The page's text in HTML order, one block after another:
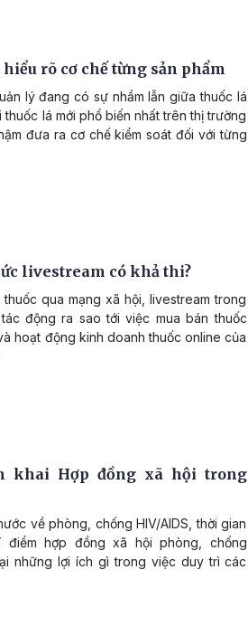
rõ cơ chế từng sản phẩm
lý đang có sự nhầm lẫn giữa thuốc lá
lá mới phổ biến nhất trên thị trường
đưa ra cơ chế kiểm soát đối với từng
livestream có khả thi?
qua mạng xã hội, livestream trong
động ra sao tới việc mua bán thuốc
hoạt động kinh doanh thuốc online của
khai Hợp đồng xã hội trong
về phòng, chống HIV/AIDS, thời gian
hợp đồng xã hội phòng, chống
những lợi ích gì trong việc duy trì các